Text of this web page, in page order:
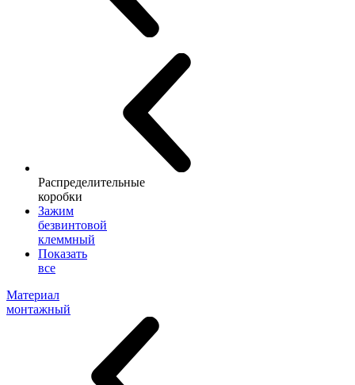
Распределительные
коробки
Зажим
безвинтовой
клеммный
Показать
все
Материал
монтажный